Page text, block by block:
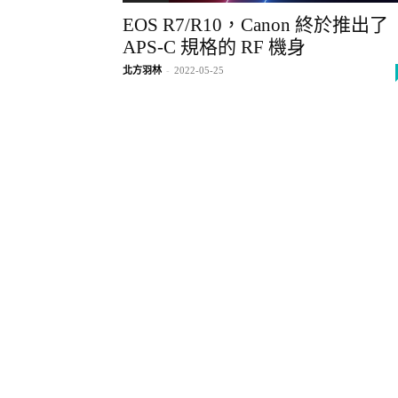
EOS R7/R10，Canon 終於推出了
APS-C 規格的 RF 機身
北方羽林 - 2022-05-25